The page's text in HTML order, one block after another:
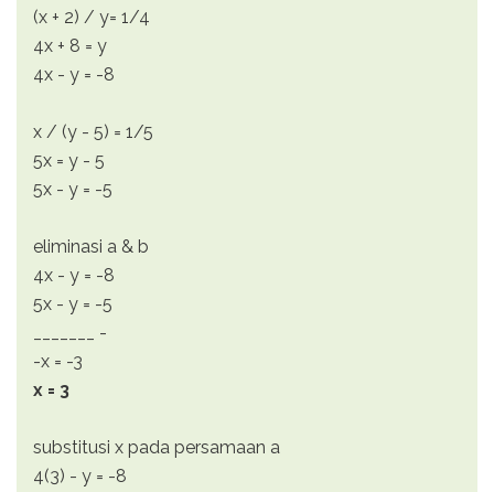
(x + 2) / y= 1/4
4x + 8 = y
4x - y = -8
x / (y - 5) = 1/5
5x = y - 5
5x - y = -5
eliminasi a & b
4x - y = -8
5x - y = -5
_______ -
-x = -3
x = 3
substitusi x pada persamaan a
4(3) - y = -8